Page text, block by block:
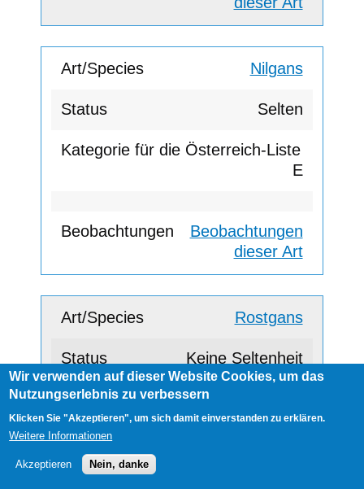
Nilgans
Selten
E
Beobachtungen
dieser Art
Rostgans
Keine Seltenheit
C
Wir verwenden auf dieser Website Cookies, um das
Nutzungserlebnis zu verbessern
Klicken Sie "Akzeptieren", um sich damit einverstanden zu erklären.
Weitere Informationen
Akzeptieren Nein, danke